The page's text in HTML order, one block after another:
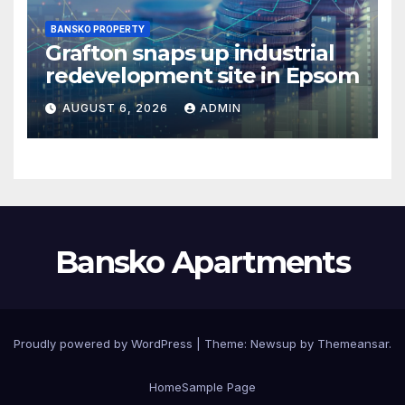
BANSKO PROPERTY
Grafton snaps up industrial
redevelopment site in Epsom
AUGUST 6, 2026 ADMIN
Bansko Apartments
Proudly powered by WordPress Theme: Newsup by Themeansar.
HomeSample Page